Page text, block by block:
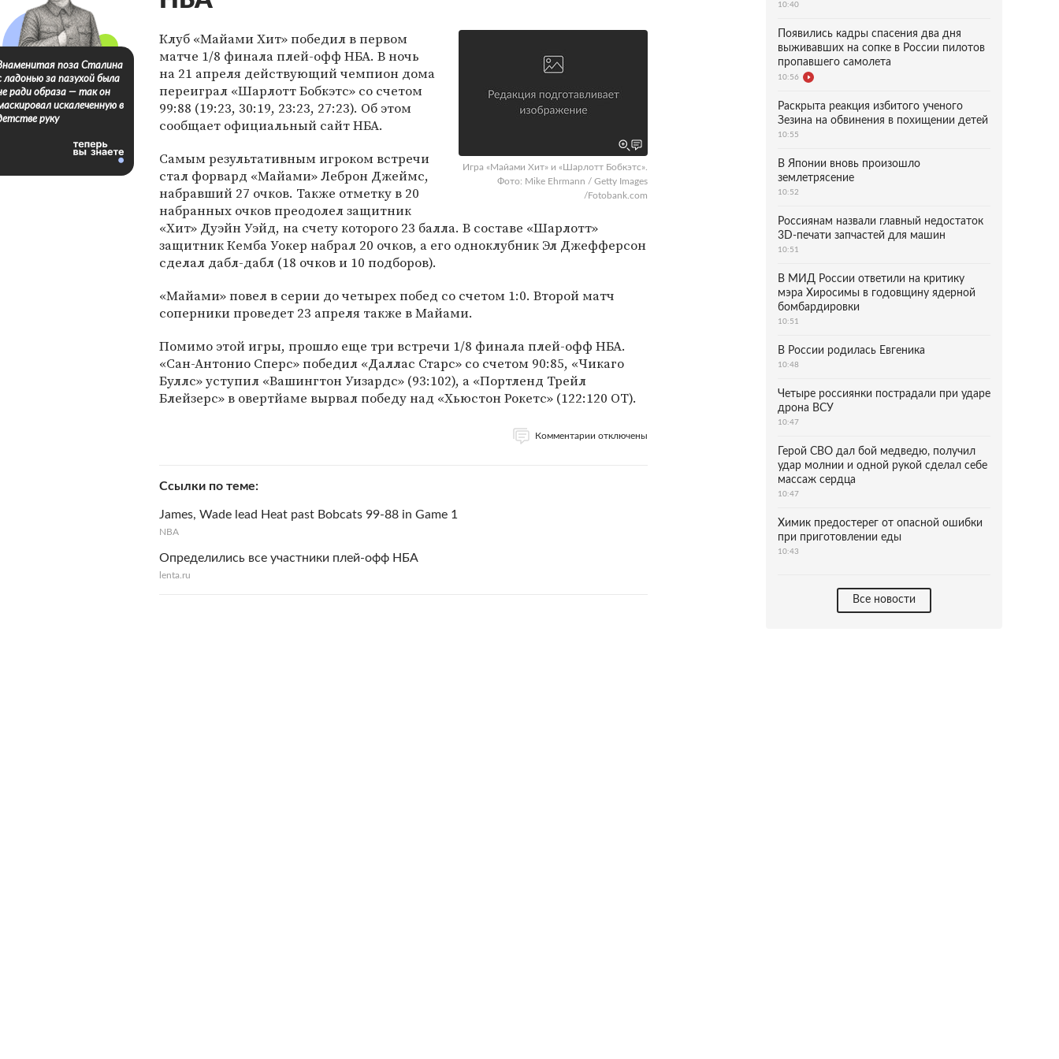
Игра «Майами Хит» и «Шарлотт Бобкэтс».
Фото: Mike Ehrmann / Getty Images
/Fotobank.com
Клуб «Майами Хит» победил в первом
матче 1/8 финала плей-офф НБА. В ночь
на 21 апреля действующий чемпион дома
переиграл «Шарлотт Бобкэтс» со счетом
99:88 (19:23, 30:19, 23:23, 27:23). Об этом
сообщает официальный сайт НБА.
Самым результативным игроком встречи
стал форвард «Майами» Леброн Джеймс,
набравший 27 очков. Также отметку в 20
набранных очков преодолел защитник
«Хит» Дуэйн Уэйд, на счету которого 23 балла. В составе «Шарлотт»
защитник Кемба Уокер набрал 20 очков, а его одноклубник Эл Джефферсон
сделал дабл-дабл (18 очков и 10 подборов).
«Майами» повел в серии до четырех побед со счетом 1:0. Второй матч
соперники проведет 23 апреля также в Майами.
Помимо этой игры, прошло еще три встречи 1/8 финала плей-офф НБА.
«Сан-Антонио Сперс» победил «Даллас Старс» со счетом 90:85, «Чикаго
Буллс» уступил «Вашингтон Уизардс» (93:102), а «Портленд Трейл
Блейзерс» в овертйаме вырвал победу над «Хьюстон Рокетс» (122:120 ОТ).
Комментарии отключены
Ссылки по теме
James, Wade lead Heat past Bobcats 99-88 in Game 1
NBA
Определились все участники плей-офф НБА
lenta.ru
поза Сталина
ладонью за пазухой была
ради образа — так он
искалеченную в
руку
10:40
Появились кадры спасения два дня
выживавших на сопке в России пилотов
пропавшего самолета
10:56
Раскрыта реакция избитого ученого
Зезина на обвинения в похищении детей
10:55
В Японии вновь произошло
землетрясение
10:52
Россиянам назвали главный недостаток
3D-печати запчастей для машин
10:51
В МИД России ответили на критику
мэра Хиросимы в годовщину ядерной
бомбардировки
10:51
В России родилась Евгеника
10:48
Четыре россиянки пострадали при ударе
дрона ВСУ
10:47
Герой СВО дал бой медведю, получил
удар молнии и одной рукой сделал себе
массаж сердца
10:47
Химик предостерег от опасной ошибки
при приготовлении еды
10:43
Все новости